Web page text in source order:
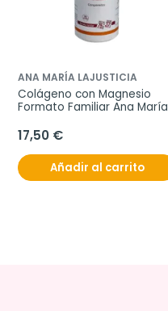
ANA MARÍA LAJUSTICIA
Colágeno con Magnesio
Formato Familiar Ana María
17,50 €
Añadir al carrito